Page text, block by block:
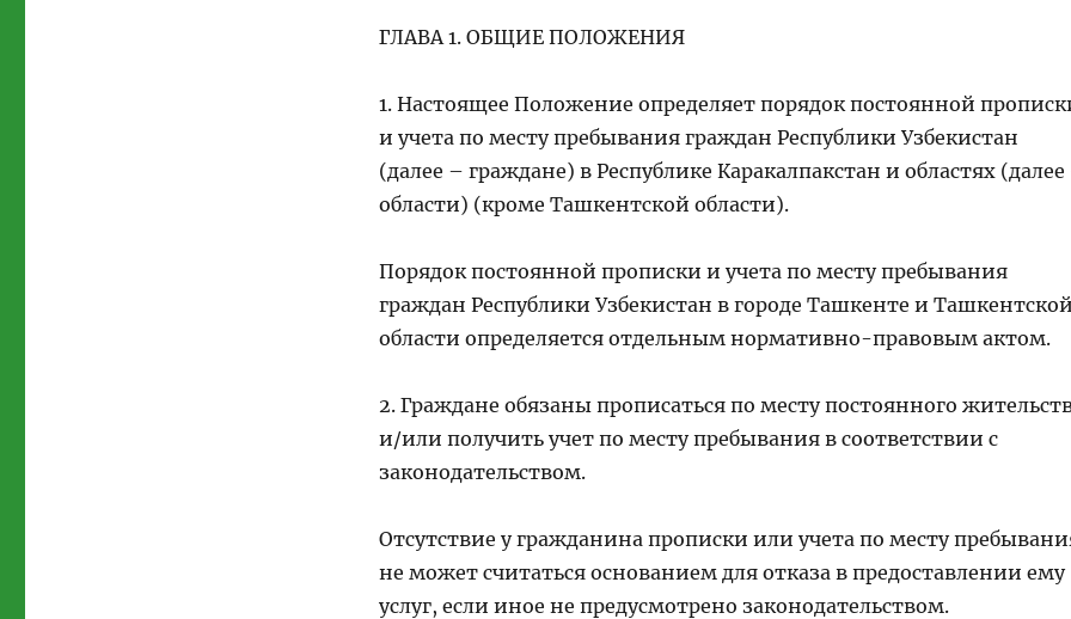
ГЛАВА 1. ОБЩИЕ ПОЛОЖЕНИЯ
1. Настоящее Положение определяет порядок постоянной
и учета по месту пребывания граждан Республики Узбекистан
(далее – граждане) в Республике Каракалпакстан и областях (далее
области) (кроме Ташкентской области).
Порядок постоянной прописки и учета по месту пребывания
граждан Республики Узбекистан в городе Ташкенте и Ташкентской
области определяется отдельным нормативно-правовым актом.
2. Граждане обязаны прописаться по месту постоянного
и/или получить учет по месту пребывания в соответствии с
законодательством.
Отсутствие у гражданина прописки или учета по месту
не может считаться основанием для отказа в предоставлении ему
услуг, если иное не предусмотрено законодательством.